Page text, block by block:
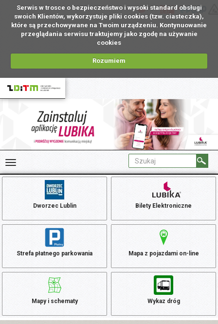
Serwis w trosce o bezpieczeństwo i wysoki standard obsługi
swoich Klientów, wykorzystuje pliki cookies (tzw. ciasteczka),
które są przechowywane na Twoim urządzeniu. Kontynuowanie
przeglądania serwisu traktujemy jako zgodę na używanie
cookies
Rozumiem
PL
Dworzec Lublin Bilety Elektroniczne
Strefa płatnego parkowania Mapa z pojazdami on-line
Mapy i schematy Wykaz dróg